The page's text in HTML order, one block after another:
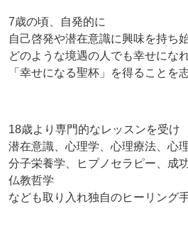
7歳の頃、自発的に
自己啓発や潜在意識に興味を持ち始
どのような境遇の人でも幸せにな
「幸せになる聖杯」を得ることを志
18歳より専門的なレッスンを受け
潜在意識、心理学、心理療法、心
分子栄養学、ヒプノセラピー、成
仏教哲学
なども取り入れ独自のヒーリング